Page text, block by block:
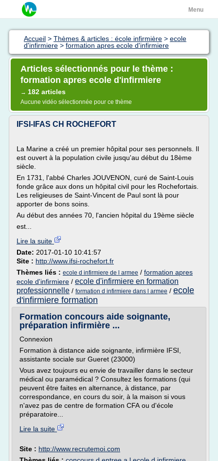
Menu
Accueil > Thèmes & articles : école infirmière > ecole
d'infirmiere > formation apres ecole d'infirmiere
Articles sélectionnés pour le thème :
formation apres ecole d'infirmiere
→ 182 articles
Aucune vidéo sélectionnée pour ce thème
IFSI-IFAS CH ROCHEFORT
La Marine a créé un premier hôpital pour ses personnels. Il
est ouvert à la population civile jusqu'au début du 18ème
siècle.
En 1731, l'abbé Charles JOUVENON, curé de Saint-Louis
fonde grâce aux dons un hôpital civil pour les Rochefortais.
Les religieuses de Saint-Vincent de Paul sont là pour
apporter de bons soins.
Au début des années 70, l'ancien hôpital du 19ème siècle
est...
Lire la suite
Date: 2017-01-10 10:41:57
Site : http://www.ifsi-rochefort.fr
Thèmes liés : ecole d infirmiere de l armee / formation apres
ecole d'infirmiere / ecole d'infirmiere en formation
professionnelle / formation d infirmiere dans l armee / ecole
d'infirmiere formation
Formation concours aide soignante,
préparation infirmière ...
Connexion
Formation à distance aide soignante, infirmière IFSI,
assistante sociale sur Gueret (23000)
Vous avez toujours eu envie de travailler dans le secteur
médical ou paramédical ? Consultez les formations (qui
peuvent être faites en alternance, à distance, par
correspondance, en cours du soir, à la maison si vous
n'avez pas de centre de formation CFA ou d'école
préparatoire...
Lire la suite
Site : http://www.recrutemoi.com